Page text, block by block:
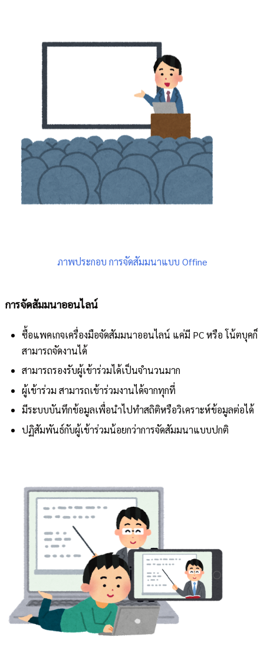
ภาพประกอบ การจัดสัมมนาแบบ Offine
การจัดสัมมนาออนไลน์
ซื้อแพคเกจเครื่องมือจัดสัมมนาออนไลน์ แค่มี PC หรือ โน้ตบุคก็
สามารถจัดงานได้
สามารถรองรับผู้เข้าร่วมได้เป็นจำนวนมาก
ผู้เข้าร่วม สามารถเข้าร่วมงานได้จากทุกที่
มีระบบบันทึกข้อมูลเพื่อนำไปทำสถิติหรือวิเคราะห์ข้อมูลต่อได้
ปฏิสัมพันธ์กับผู้เข้าร่วมน้อยกว่าการจัดสัมมนาแบบปกติ